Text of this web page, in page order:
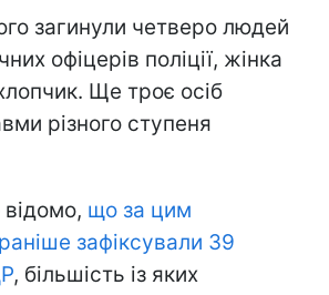
загинули четверо людей
офіцерів поліції, жінка
Ще троє осіб
різного ступеня
що за цим
зафіксували 39
, більшість із яких